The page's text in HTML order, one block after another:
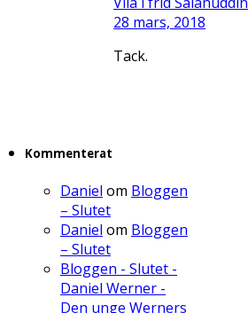
28 mars, 2018
Tack.
Kommenterat
Daniel om Bloggen
– Slutet
Daniel om Bloggen
– Slutet
Bloggen - Slutet -
Daniel Werner -
Den unge Werners